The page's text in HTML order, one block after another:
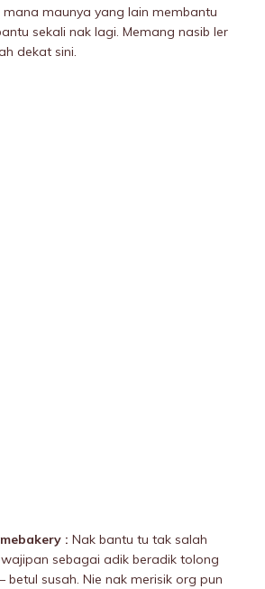
maunya yang lain membantu
sekali nak lagi. Memang nasib ler
dekat sini.
: Nak bantu tu tak salah
sebagai adik beradik tolong
betul susah. Nie nak merisik org pun